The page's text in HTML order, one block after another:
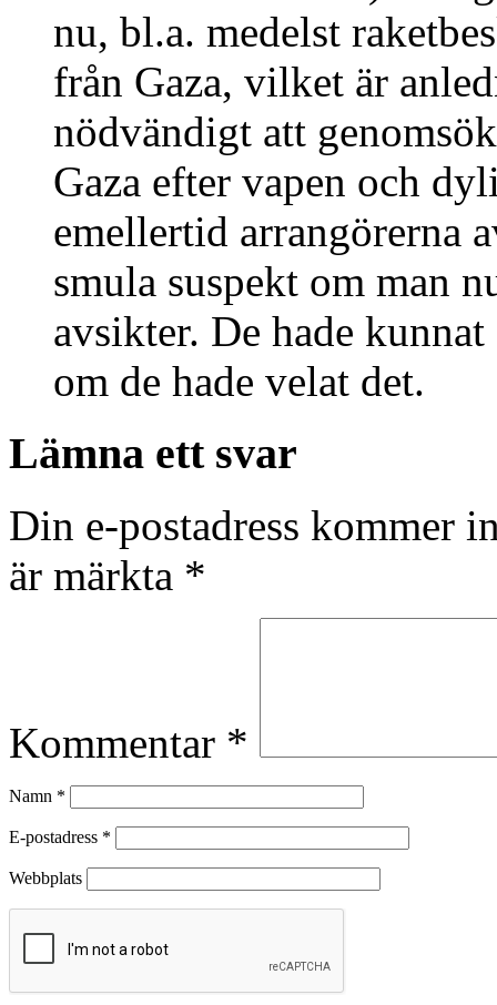
nu, bl.a. medelst
från Gaza, vilket är
nödvändigt att
Gaza efter vapen och
emellertid arrangörerna
smula suspekt om man
avsikter. De hade
om de hade velat det.
Lämna ett svar
Din e-postadress kommer
är märkta *
Kommentar *
Namn *
E-postadress *
Webbplats